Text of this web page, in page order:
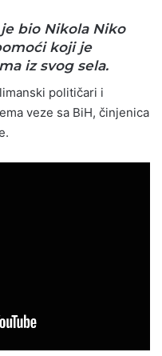
bio Nikola Niko
koji je
iz svog sela.
političari i
veze sa BiH, činjenica